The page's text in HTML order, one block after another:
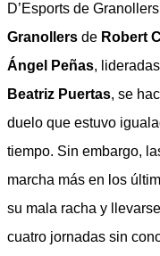
D’Esports de
Granollers de Robert
Ángel Peñas,
Beatriz Puertas, se
duelo que estuvo
tiempo. Sin embargo,
marcha más en los
su mala racha y
cuatro jornadas sin